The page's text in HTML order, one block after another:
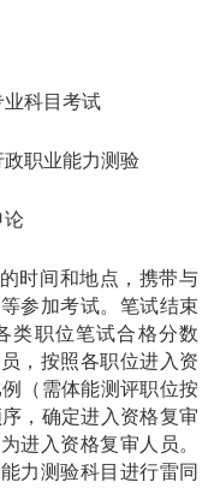
科目考试
职业能力测验
论
时间和地点，携带与
参加考试。笔试结束
类职位笔试合格分数
，按照各职位进入资
（需体能测评职位按
，确定进入资格复审
进入资格复审人员。
力测验科目进行雷同